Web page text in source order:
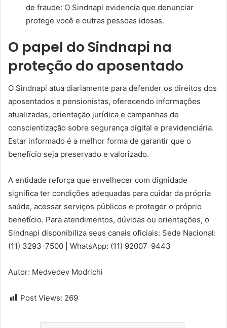
de fraude: O Sindnapi evidencia que denunciar
protege você e outras pessoas idosas.
O papel do Sindnapi na
proteção do aposentado
O Sindnapi atua diariamente para defender os direitos dos
aposentados e pensionistas, oferecendo informações
atualizadas, orientação jurídica e campanhas de
conscientização sobre segurança digital e previdenciária.
Estar informado é a melhor forma de garantir que o
benefício seja preservado e valorizado.
A entidade reforça que envelhecer com dignidade
significa ter condições adequadas para cuidar da própria
saúde, acessar serviços públicos e proteger o próprio
benefício. Para atendimentos, dúvidas ou orientações, o
Sindnapi disponibiliza seus canais oficiais: Sede Nacional:
(11) 3293-7500 | WhatsApp: (11) 92007-9443
Autor: Medvedev Modrichi
Post Views: 269